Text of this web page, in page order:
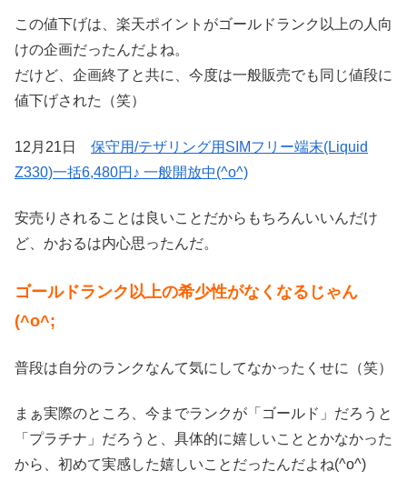
この値下げは、楽天ポイントがゴールドランク以上の人向
けの企画だったんだよね。
だけど、企画終了と共に、今度は一般販売でも同じ値段に
値下げされた（笑）
12月21日 保守用/テザリング用SIMフリー端末(Liquid
Z330)一括6,480円♪ 一般開放中(^o^)
安売りされることは良いことだからもちろんいいんだけ
ど、かおるは内心思ったんだ。
ゴールドランク以上の希少性がなくなるじゃん
(^o^;
普段は自分のランクなんて気にしてなかったくせに（笑）
まぁ実際のところ、今までランクが「ゴールド」だろうと
「プラチナ」だろうと、具体的に嬉しいこととかなかった
から、初めて実感した嬉しいことだったんだよね(^o^)